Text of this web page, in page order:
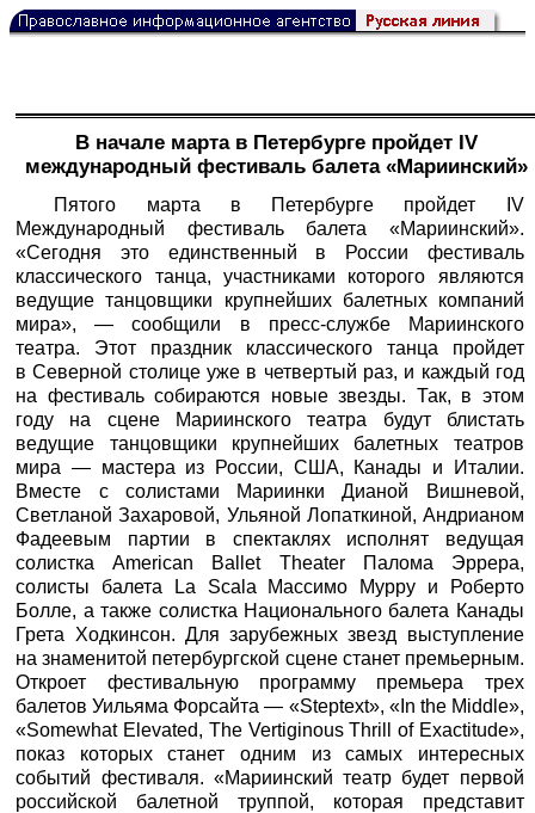
В начале марта в Петербурге пройдет IV
международный фестиваль балета «Мариинский»
Пятого марта в Петербурге пройдет IV
Международный фестиваль балета «Мариинский».
«Сегодня это единственный в России фестиваль
классического танца, участниками которого являются
ведущие танцовщики крупнейших балетных компаний
мира», — сообщили в пресс-службе Мариинского
театра. Этот праздник классического танца пройдет
в Северной столице уже в четвертый раз, и каждый год
на фестиваль собираются новые звезды. Так, в этом
году на сцене Мариинского театра будут блистать
ведущие танцовщики крупнейших балетных театров
мира — мастера из России, США, Канады и Италии.
Вместе с солистами Мариинки Дианой Вишневой,
Светланой Захаровой, Ульяной Лопаткиной, Андрианом
Фадеевым партии в спектаклях исполнят ведущая
солистка American Ballet Theater Палома Эррера,
солисты балета La Scala Массимо Мурру и Роберто
Болле, а также солистка Национального балета Канады
Грета Ходкинсон. Для зарубежных звезд выступление
на знаменитой петербургской сцене станет премьерным.
Откроет фестивальную программу премьера трех
балетов Уильяма Форсайта — «Steptext», «In the Middle»,
«Somewhat Elevated, The Vertiginous Thrill of Exactitude»,
показ которых станет одним из самых интересных
событий фестиваля. «Мариинский театр будет первой
российской балетной труппой, которая представит